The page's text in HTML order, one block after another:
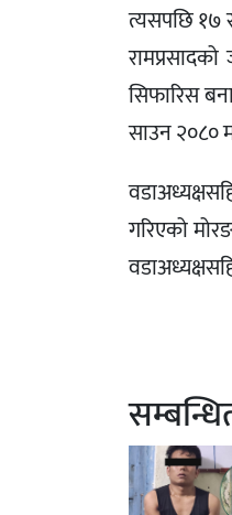
त्यसपछि १७
सिफारिस
साउन २०८०
गरिएको